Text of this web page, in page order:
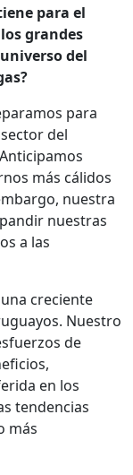
para el
grandes
del
para
del
más cálidos
nuestra
nuestras
a las
creciente
Nuestro
de
en los
tendencias
más